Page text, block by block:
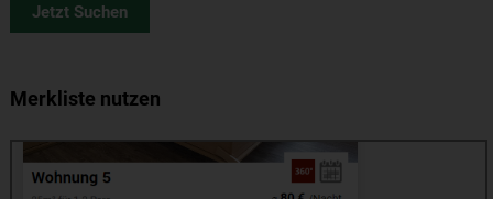
Jetzt Suchen
Merkliste nutzen